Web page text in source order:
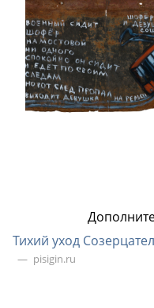
Тихий уход
pisigin.ru